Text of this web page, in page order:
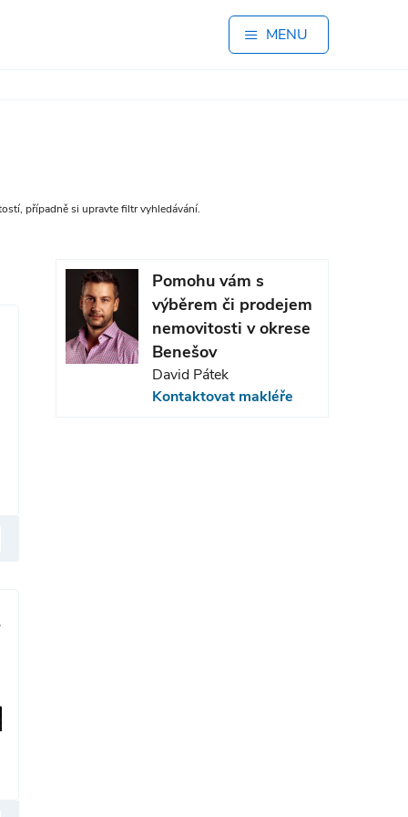
MENU
případně si upravte filtr vyhledávání.
Pomohu vám s
výběrem či prodejem
nemovitosti v okrese
Benešov
David Pátek
Kontaktovat makléře